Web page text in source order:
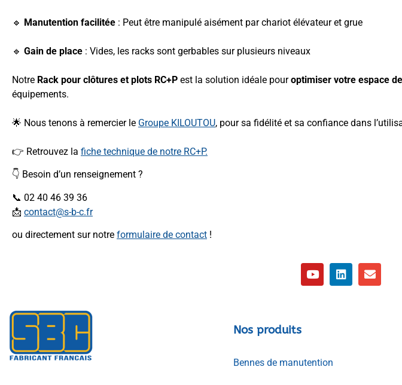
🔹 Manutention facilitée : Peut être manipulé aisément par chariot élévateur et grue
🔹 Gain de place : Vides, les racks sont gerbables sur plusieurs niveaux
Notre Rack pour clôtures et plots RC+P est la solution idéale pouroptimiser votre espace
équipements.
🌟 Nous tenons à remercier le Groupe KILOUTOU, pour sa fidélité et sa confiance dans
👉 Retrouvez la fiche technique de notre RC+P.
👇 Besoin d’un renseignement ?
📞 02 40 46 39 36
📩 contact@s-b-c.fr
ou directement sur notre formulaire de contact !
Nos produits
Bennes de manutention